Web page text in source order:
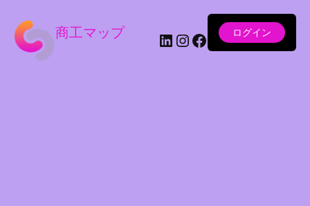
商工マップ LinkedIn Instagram Facebook ログイン